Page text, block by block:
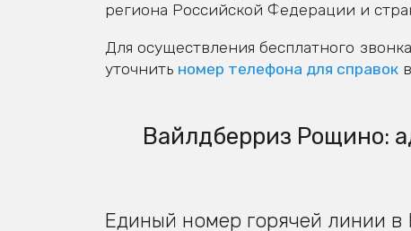
региона Российской Федерации и
Для осуществления бесплатного
уточнить номер телефона для справок
Вайлдберриз Рощино:
Единый номер горячей линии